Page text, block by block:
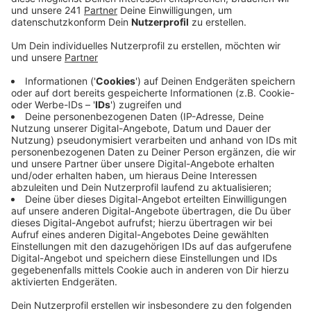
Lerneffekt bei den Schülern erzielen.
Veröffentlicht:Donnerstag, 01.07.2021 11:24
Anzeige
Grüner Strom durch Sonnenlicht: allein mit dieser
Anlage könnten laut EVL 150 Haushalte im Jahr mit
Strom versorgt werden. Der fließt von den Dächern
direkt ins öffentliche Netz, kommt aber hauptsächlich
der Käthe-Kollwitz-Schule selbst zugute. Die will die
Anlage auch für Unterrichts-Zwecke nutzen. Am
Eingangsbereich der Schule steht eine Anzeigentafel,
die in Echtzeit über die aktuelle Einspeisung informiert.
Für die Stadt ist das Projekt ein Zeichen an die Bürger
in der Stadt. „Wir leisten einen Beitrag zur